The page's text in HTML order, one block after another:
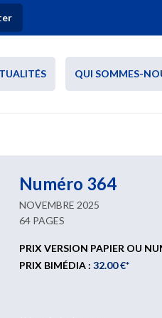
QUI SOMMES-
Numéro 364
NOVEMBRE 2025
64 PAGES
PRIX VERSION PAPIER OU
PRIX BIMÉDIA : 32.00 €*